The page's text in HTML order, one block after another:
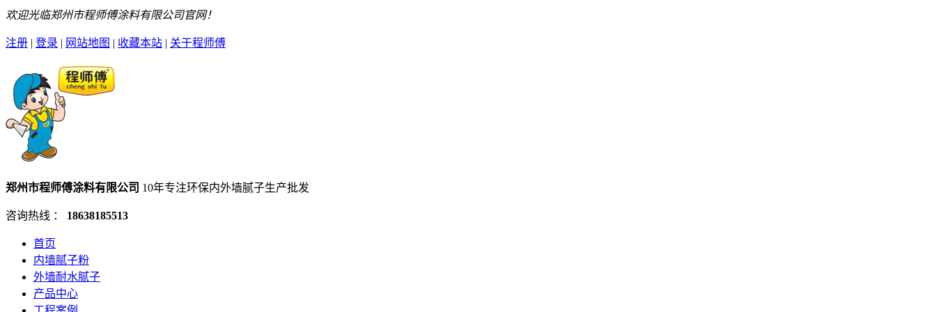
欢迎光临郑州市程师傅涂料有限公司官网！
注册 | 登录 | 网站地图 | 收藏本站 | 关于程师傅
郑州市程师傅涂料有限公司 10年专注环保内外墙腻子生产批发
咨询热线 ： 18638185513
首页
内墙腻子粉
外墙耐水腻子
产品中心